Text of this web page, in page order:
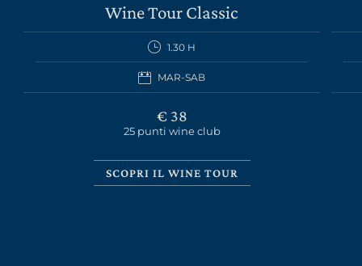
Wine Tour Classic
1.30 H
MAR-SAB
€ 38
25 punti wine club
SCOPRI IL WINE TOUR